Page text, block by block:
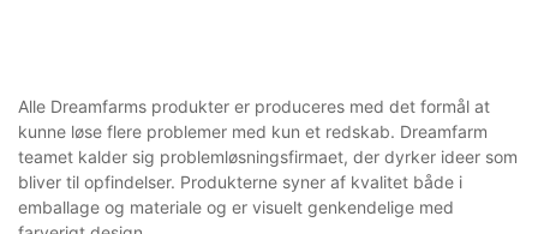
Alle Dreamfarms produkter er produceres med det formål at
kunne løse flere problemer med kun et redskab. Dreamfarm
teamet kalder sig problemløsningsfirmaet, der dyrker ideer som
bliver til opfindelser. Produkterne syner af kvalitet både i
emballage og materiale og er visuelt genkendelige med